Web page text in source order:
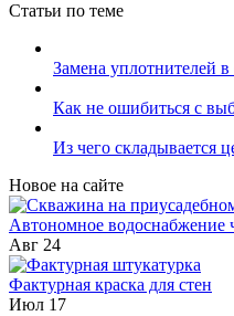
Статьи по теме
Замена уплотнителей в
Как не ошибиться с
Из чего складывается
Новое на сайте
Автономное водоснабжение
Авг 24
Фактурная краска для стен
Июл 17